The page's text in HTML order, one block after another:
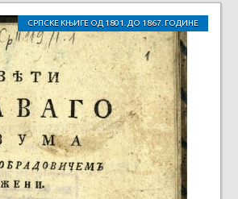
СРПСКЕ КЊИГЕ ОД 1801. ДО 1867. ГОДИНЕ